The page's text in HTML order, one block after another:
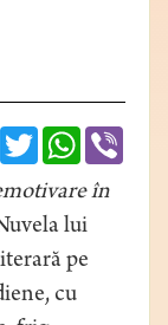
FacebookTwitterWhatsApp
în
lui
pe
cu